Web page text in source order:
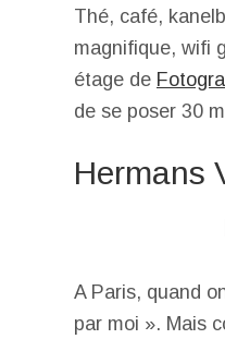
Thé, café,
magnifique, wifi
étage de
de se poser 30
Hermans
A Paris, quand
par moi ». Mais